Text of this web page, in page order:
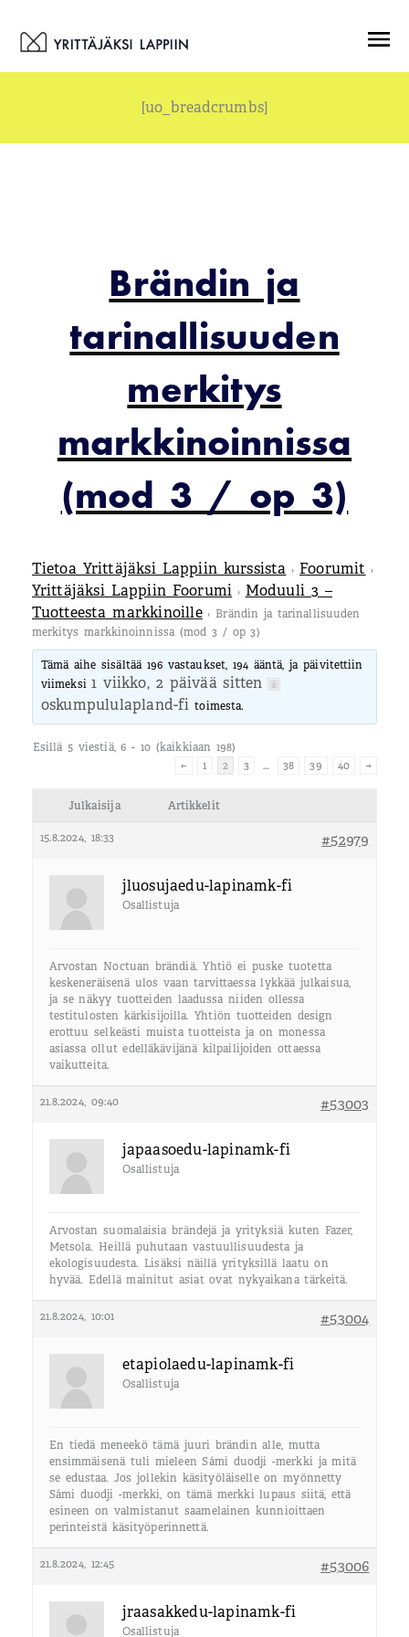
sisältöön
[uo_breadcrumbs]
Brändin ja
tarinallisuuden
merkitys
markkinoinnissa
(mod 3 / op 3)
Tietoa Yrittäjäksi Lappiin kurssista › Foorumit ›
Yrittäjäksi Lappiin Foorumi › Moduuli 3 –
Tuotteesta markkinoille › Brändin ja tarinallisuuden
merkitys markkinoinnissa (mod 3 / op 3)
Tämä aihe sisältää 196 vastaukset, 194 ääntä, ja päivitettiin
viimeksi1 viikko, 2 päivää sitten
oskumpululapland-fi toimesta.
Esillä 5 viestiä, 6 - 10 (kaikkiaan 198)
←
1 2 3 … 38 39 40 →
Julkaisija Artikkelit
15.8.2024, 18:33 #52979
jluosujaedu-lapinamk-fi
Osallistuja
Arvostan Noctuan brändiä. Yhtiö ei puske tuotetta
keskeneräisenä ulos vaan tarvittaessa lykkää julkaisua,
ja se näkyy tuotteiden laadussa niiden ollessa
testitulosten kärkisijoilla. Yhtiön tuotteiden design
erottuu selkeästi muista tuotteista ja on monessa
asiassa ollut edelläkävijänä kilpailijoiden ottaessa
vaikutteita.
21.8.2024, 09:40 #53003
japaasoedu-lapinamk-fi
Osallistuja
Arvostan suomalaisia brändejä ja yrityksiä kuten Fazer,
Metsola. Heillä puhutaan vastuullisuudesta ja
ekologisuudesta. Lisäksi näillä yrityksillä laatu on
hyvää. Edellä mainitut asiat ovat nykyaikana tärkeitä.
21.8.2024, 10:01 #53004
etapiolaedu-lapinamk-fi
Osallistuja
En tiedä meneekö tämä juuri brändin alle, mutta
ensimmäisenä tuli mieleen Sámi duodji -merkki ja mitä
se edustaa. Jos jollekin käsityöläiselle on myönnetty
Sámi duodji -merkki, on tämä merkki lupaus siitä, että
esineen on valmistanut saamelainen kunnioittaen
perinteistä käsityöperinnettä.
21.8.2024, 12:45 #53006
jraasakkedu-lapinamk-fi
Osallistuja